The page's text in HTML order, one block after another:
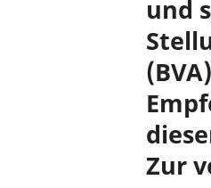
und
Zur